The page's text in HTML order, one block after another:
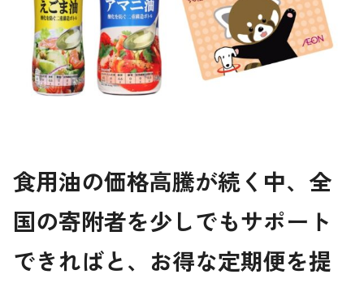
食用油の価格高騰が続く中、全
国の寄附者を少しでもサポート
できればと、お得な定期便を提